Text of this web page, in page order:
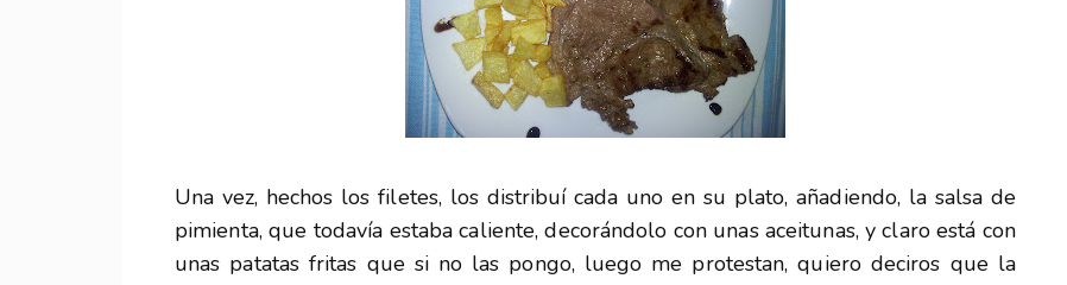
Una vez, hechos los filetes, los distribuí cada uno en su plato, añadiendo, la salsa de
pimienta, que todavía estaba caliente, decorándolo con unas aceitunas, y claro está con
unas patatas fritas que si no las pongo, luego me protestan, quiero deciros que la